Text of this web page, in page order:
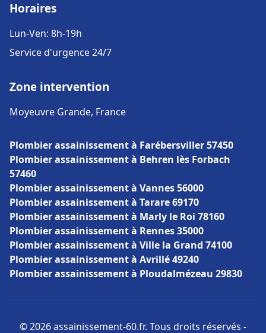
Horaires
Lun-Ven: 8h-19h
Service d'urgence 24/7
Zone intervention
Moyeuvre Grande, France
Plombier assainissement à Farébersviller 57450
Plombier assainissement à Behren lès Forbach
57460
Plombier assainissement à Vannes 56000
Plombier assainissement à Tarare 69170
Plombier assainissement à Marly le Roi 78160
Plombier assainissement à Rennes 35000
Plombier assainissement à Ville la Grand 74100
Plombier assainissement à Avrillé 49240
Plombier assainissement à Ploudalmézeau 29830
© 2026 assainissement-60.fr. Tous droits réservés -